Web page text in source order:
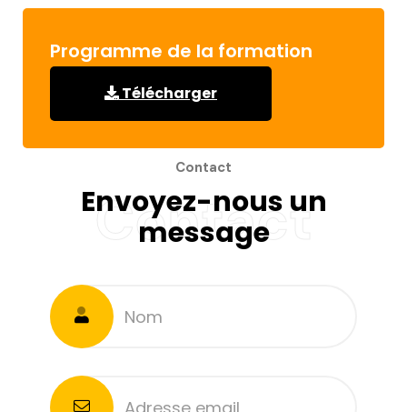
Programme de la formation
Télécharger
Contact
Envoyez-nous un
message
Contact